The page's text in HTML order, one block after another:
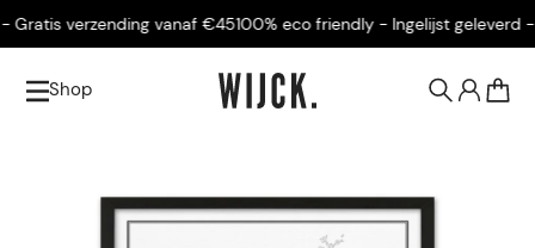
verzending vanaf €45100% eco friendly - Ingelijst geleverd -
Shop